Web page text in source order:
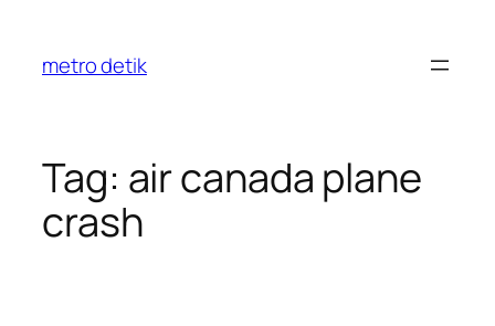
content
metro detik
Tag: air canada plane
crash